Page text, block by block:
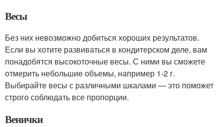
Весы
Без них невозможно добиться хороших результатов.
Если вы хотите развиваться в кондитерском деле, вам
понадобятся высокоточные весы. С ними вы сможете
отмерить небольшие объемы, например 1-2 г.
Выбирайте весы с различными шкалами — это поможет
строго соблюдать все пропорции.
Венички